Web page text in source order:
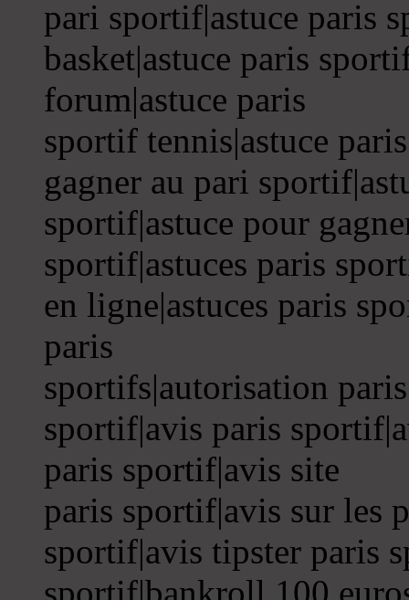
pari sportif|astuce paris
basket|astuce paris
forum|astuce paris
sportif tennis|astuce
gagner au pari
sportif|astuce pour
sportif|astuces paris
en ligne|astuces paris
paris
sportifs|autorisation
sportif|avis paris
paris sportif|avis site
paris sportif|avis sur les
sportif|avis tipster paris